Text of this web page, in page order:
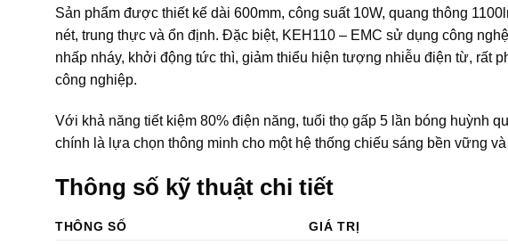
Sản phẩm được thiết kế dài 600mm, công suất 10W, quang thông
nét, trung thực và ổn định. Đặc biệt, KEH110 – EMC sử dụng công
nhấp nháy, khởi động tức thì, giảm thiểu hiện tượng nhiễu điện từ, rất
công nghiệp.
Với khả năng tiết kiệm 80% điện năng, tuổi thọ gấp 5 lần bóng huỳnh
chính là lựa chọn thông minh cho một hệ thống chiếu sáng bền vững và
Thông số kỹ thuật chi tiết
THÔNG SỐ
GIÁ TRỊ